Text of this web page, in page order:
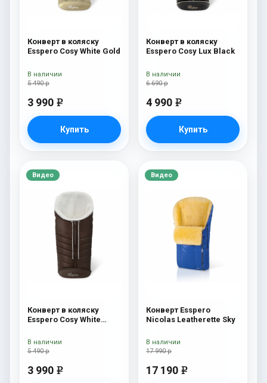
Конверт в коляску
Esspero Cosy White Gold
5 490 р
3 990 e
Купить
В наличии
Конверт в коляску
Esspero Cosy Lux Black
6 690 р
4 990 e
Купить
В наличии
Видео
Конверт в коляску
Esspero Cosy White
5 490 р
3 990 e
В наличии
Видео
Конверт Esspero
Nicolas Leatherette Sky
17 990 р
17 190 e
В наличии